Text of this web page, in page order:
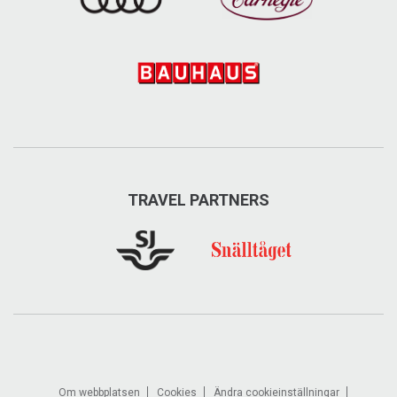
Besök på Facebook
Besök på Instagram
TRAVEL PARTNERS
Om webbplatsen Cookies Ändra cookieinställningar